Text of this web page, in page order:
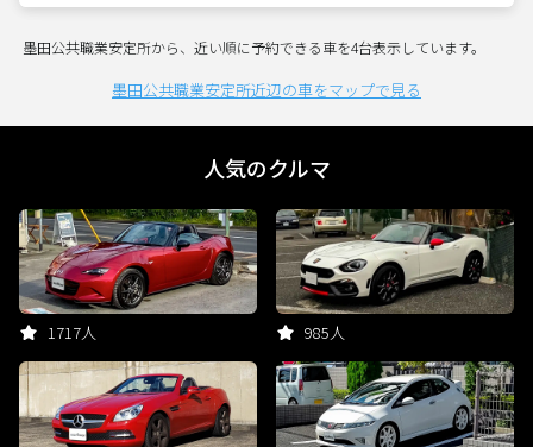
墨田公共職業安定所から、近い順に予約できる車を4台表示しています。
墨田公共職業安定所近辺の車をマップで見る
人気のクルマ
1717人 985人